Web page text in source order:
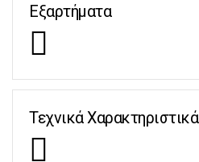
Εξαρτήματα
Τεχνικά Χαρακτηριστικά